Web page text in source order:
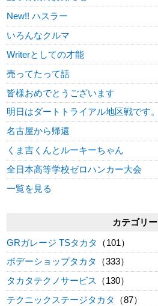
New!! ハスラー
いろんなクルマ
Writerとしての才能
売ってたって話
皆様おめでとうございます
明日はダートトライアル地区戦です。
名古屋から帰還
くま吉くんとルーキーちゃん
全日本高等学校ゼロハンカー大会
一覧を見る
カテゴリー
GRガレージ TSタカタ
（101）
ボデーショップタカタ
（333）
タカタテクノサービス
（130）
テクニックステージタカタ
（87）